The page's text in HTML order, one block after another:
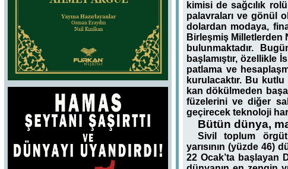
kimisi de sağcılık
palavraları ve gönül
dolardan modaya,
Birleşmiş Milletlerden
bulunmaktadır.
başlamıştır, özellikle
patlama ve
kurulacaktır. Bu
kan dökülmeden
füzelerini ve diğer
geçirecek teknoloji
Bütün dünya,
Sivil toplum
yarısının (yüzde 46)
22 Ocak’ta başlayan